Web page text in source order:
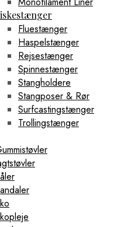
Fluestænger
Haspelstænger
Rejsestænger
Spinnestænger
Stangholdere
Stangposer & Rør
Surfcastingstænger
Trollingstænger